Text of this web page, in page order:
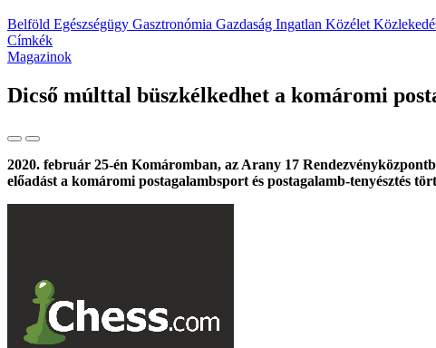
Belföld Egészségügy Gasztronómia Gazdaság Ingatlan Közélet
Címkék
Magazinok
Dicső múlttal büszkélkedhet a komáromi
2020. február 25-én Komáromban, az Arany 17
előadást a komáromi postagalambsport és postagalamb-tenyésztés